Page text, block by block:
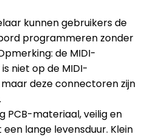
kunnen gebruikers de
programmeren zonder
de MIDI-
niet op de MIDI-
deze connectoren zijn
PCB-materiaal, veilig en
lange levensduur. Klein